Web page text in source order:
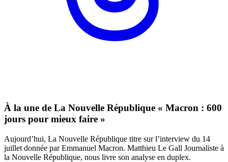
À la une de La Nouvelle République « Macron : 600
jours pour mieux faire »
Aujourd’hui, La Nouvelle République titre sur l’interview du 14
juillet donnée par Emmanuel Macron. Matthieu Le Gall Journaliste à
la Nouvelle République, nous livre son analyse en duplex.